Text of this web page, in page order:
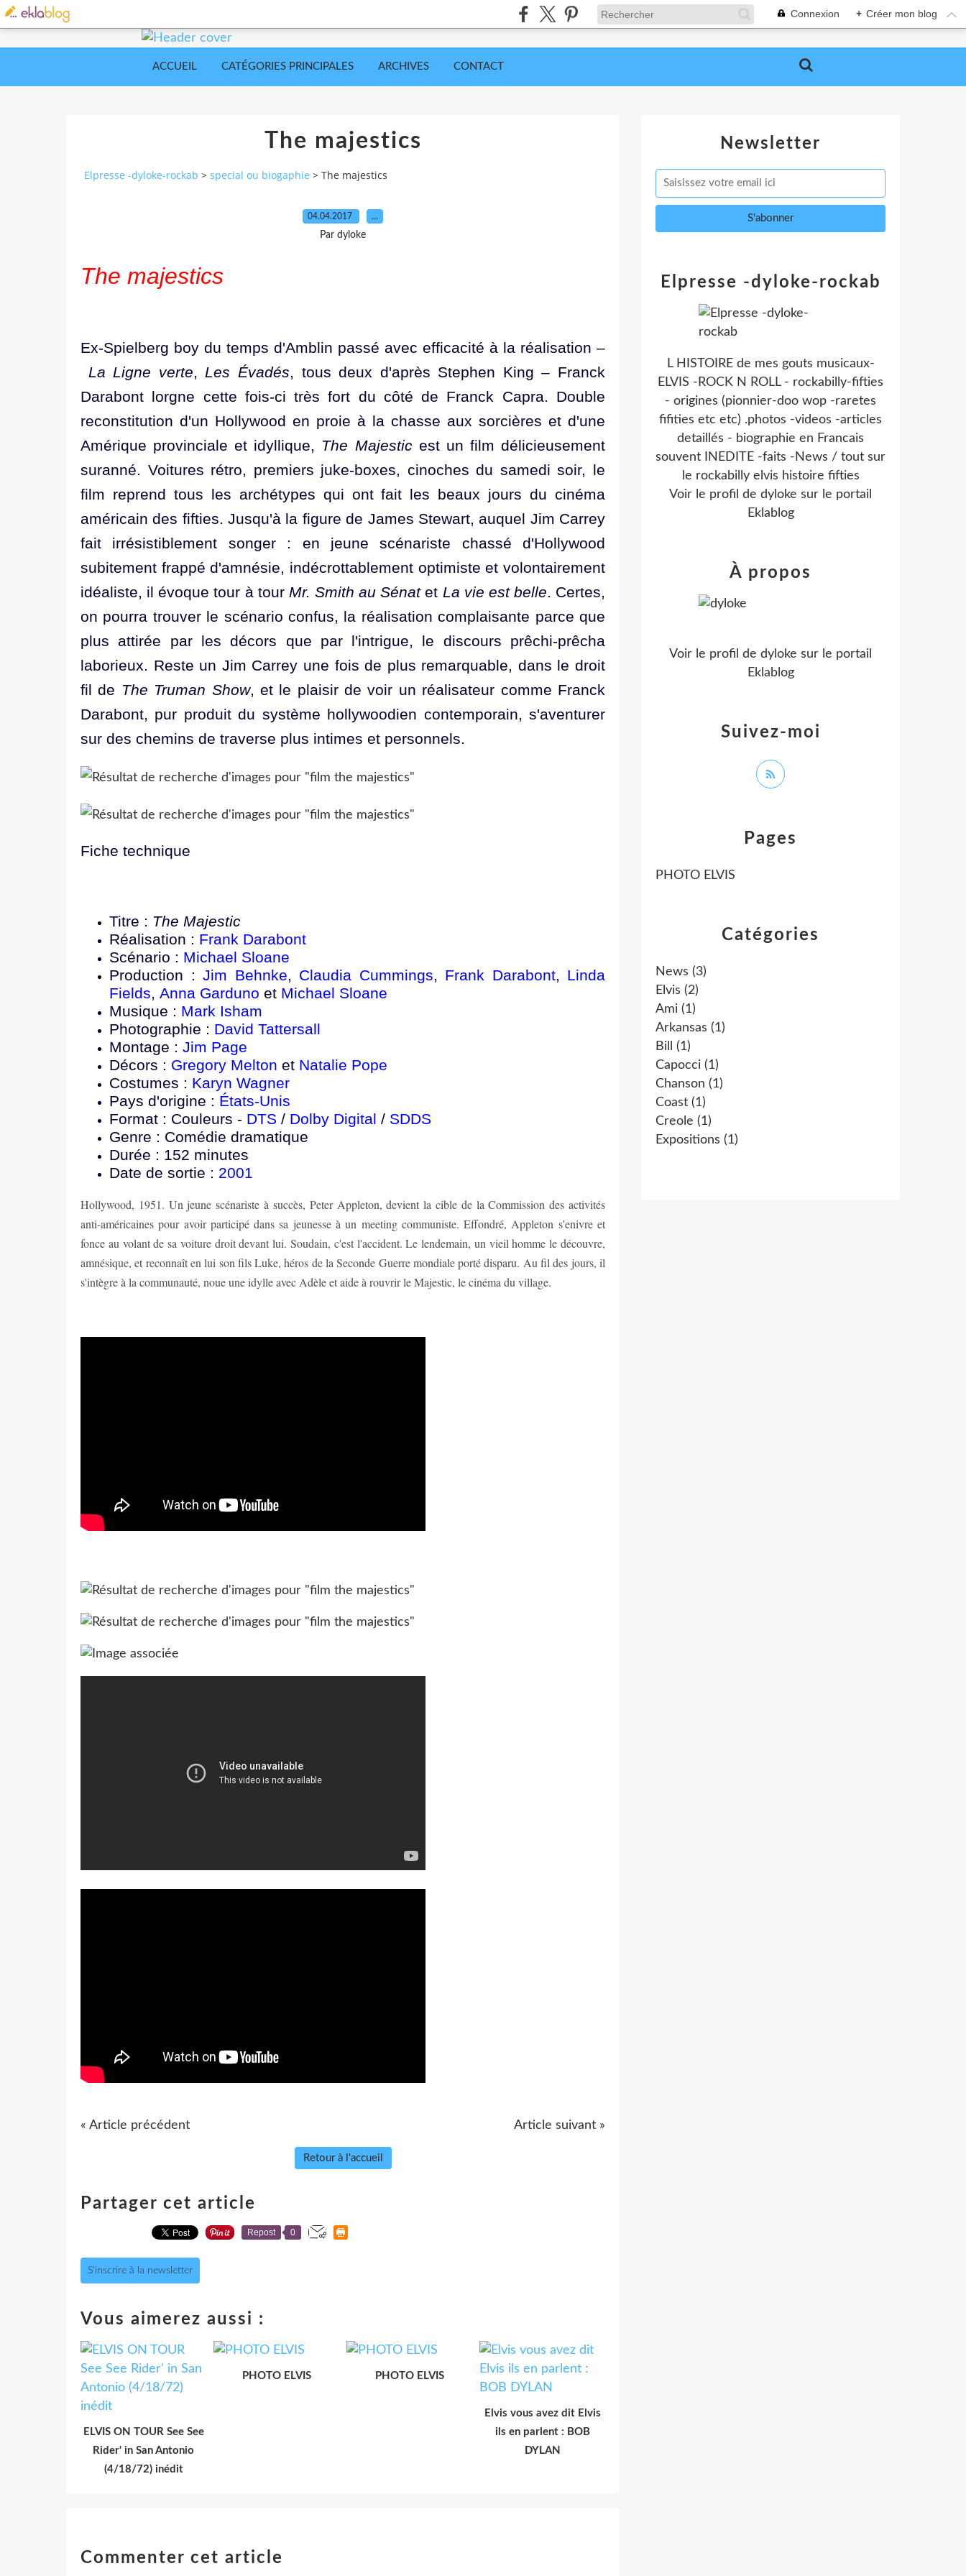
Connexion + Créer mon blog
ACCUEIL CATÉGORIES PRINCIPALES ARCHIVES CONTACT
The majestics
Elpresse -dyloke-rockab > special ou biogaphie > The majestics
04.04.2017 …
Par dyloke
The majestics
Ex-Spielberg boy du temps d'Amblin passé avec efficacité à la réalisation –
La Ligne verte, Les Évadés, tous deux d'après Stephen King – Franck
Darabont lorgne cette fois-ci très fort du côté de Franck Capra. Double
reconstitution d'un Hollywood en proie à la chasse aux sorcières et d'une
Amérique provinciale et idyllique, The Majestic est un film délicieusement
suranné. Voitures rétro, premiers juke-boxes, cinoches du samedi soir, le
film reprend tous les archétypes qui ont fait les beaux jours du cinéma
américain des fifties. Jusqu'à la figure de James Stewart, auquel Jim Carrey
fait irrésistiblement songer : en jeune scénariste chassé d'Hollywood
subitement frappé d'amnésie, indécrottablement optimiste et volontairement
idéaliste, il évoque tour à tour Mr. Smith au Sénat et La vie est belle. Certes,
on pourra trouver le scénario confus, la réalisation complaisante parce que
plus attirée par les décors que par l'intrigue, le discours prêchi-prêcha
laborieux. Reste un Jim Carrey une fois de plus remarquable, dans le droit
fil de The Truman Show, et le plaisir de voir un réalisateur comme Franck
Darabont, pur produit du système hollywoodien contemporain, s'aventurer
sur des chemins de traverse plus intimes et personnels.
Fiche technique
Titre : The Majestic
Réalisation : Frank Darabont
Scénario : Michael Sloane
Production : Jim Behnke, Claudia Cummings, Frank Darabont, Linda
Fields, Anna Garduno et Michael Sloane
Musique : Mark Isham
Photographie : David Tattersall
Montage : Jim Page
Décors : Gregory Melton et Natalie Pope
Costumes : Karyn Wagner
Pays d'origine : États-Unis
Format : Couleurs - DTS / Dolby Digital / SDDS
Genre : Comédie dramatique
Durée : 152 minutes
Date de sortie : 2001
Hollywood, 1951. Un jeune scénariste à succès, Peter Appleton, devient la cible de la Commission des activités
anti-américaines pour avoir participé dans sa jeunesse à un meeting communiste. Effondré, Appleton s'enivre et
fonce au volant de sa voiture droit devant lui. Soudain, c'est l'accident. Le lendemain, un vieil homme le découvre,
amnésique, et reconnaît en lui son fils Luke, héros de la Seconde Guerre mondiale porté disparu. Au fil des jours, il
s'intègre à la communauté, noue une idylle avec Adèle et aide à rouvrir le Majestic, le cinéma du village.
« Article précédent Article suivant »
Retour à l'accueil
Partager cet article
Repost 0
S'inscrire à la newsletter
Vous aimerez aussi :
ELVIS ON TOUR See See
Rider' in San Antonio
(4/18/72) inédit
PHOTO ELVIS PHOTO ELVIS
Elvis vous avez dit Elvis
ils en parlent : BOB
DYLAN
Commenter cet article
Newsletter
Catégories
News (3)
Elvis (2)
Ami (1)
Arkansas (1)
Bill
(1)
Capocci (1)
Chanson (1)
Coast (1)
Creole (1)
Expositions (1)
Pages
PHOTO ELVIS
Elpresse -dyloke-rockab
L HISTOIRE de mes gouts musicaux-
ELVIS -ROCK N ROLL - rockabilly-fifties
- origines (pionnier-doo wop -raretes
fifities etc etc) .photos -videos -articles
detaillés - biographie en Francais
souvent INEDITE -faits -News / tout sur
le rockabilly elvis histoire fifties
Voir le profil de dyloke sur le portail
Eklablog
Suivez-moi
À propos
Voir le profil de dyloke sur le portail
Eklablog